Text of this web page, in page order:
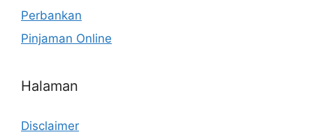
Perbankan
Pinjaman Online
Halaman
Disclaimer